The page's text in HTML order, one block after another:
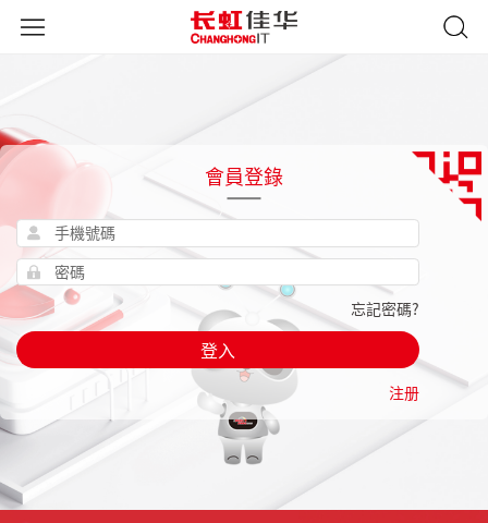
會員登錄
忘記密碼?
登入
注册